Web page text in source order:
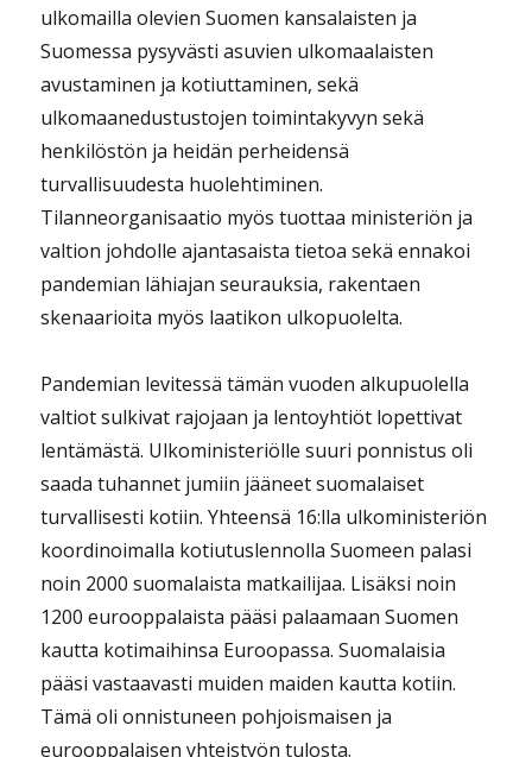
ulkomailla olevien Suomen kansalaisten ja
Suomessa pysyvästi asuvien ulkomaalaisten
avustaminen ja kotiuttaminen, sekä
ulkomaanedustustojen toimintakyvyn sekä
henkilöstön ja heidän perheidensä
turvallisuudesta huolehtiminen.
Tilanneorganisaatio myös tuottaa ministeriön ja
valtion johdolle ajantasaista tietoa sekä ennakoi
pandemian lähiajan seurauksia, rakentaen
skenaarioita myös laatikon ulkopuolelta.
Pandemian levitessä tämän vuoden alkupuolella
valtiot sulkivat rajojaan ja lentoyhtiöt lopettivat
lentämästä. Ulkoministeriölle suuri ponnistus oli
saada tuhannet jumiin jääneet suomalaiset
turvallisesti kotiin. Yhteensä 16:lla ulkoministeriön
koordinoimalla kotiutuslennolla Suomeen palasi
noin 2000 suomalaista matkailijaa. Lisäksi noin
1200 eurooppalaista pääsi palaamaan Suomen
kautta kotimaihinsa Euroopassa. Suomalaisia
pääsi vastaavasti muiden maiden kautta kotiin.
Tämä oli onnistuneen pohjoismaisen ja
eurooppalaisen yhteistyön tulosta.